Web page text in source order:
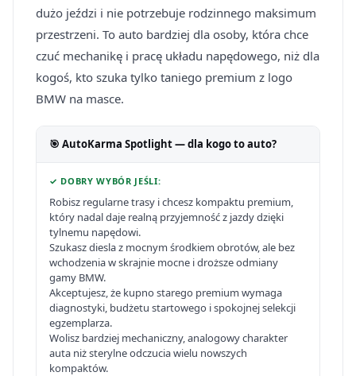
dużo jeździ i nie potrzebuje rodzinnego maksimum
przestrzeni. To auto bardziej dla osoby, która chce
czuć mechanikę i pracę układu napędowego, niż dla
kogoś, kto szuka tylko taniego premium z logo
BMW na masce.
🎯 AutoKarma Spotlight — dla kogo to auto?
✓ DOBRY WYBÓR JEŚLI:
Robisz regularne trasy i chcesz kompaktu premium,
który nadal daje realną przyjemność z jazdy dzięki
tylnemu napędowi.
Szukasz diesla z mocnym środkiem obrotów, ale bez
wchodzenia w skrajnie mocne i droższe odmiany
gamy BMW.
Akceptujesz, że kupno starego premium wymaga
diagnostyki, budżetu startowego i spokojnej selekcji
egzemplarza.
Wolisz bardziej mechaniczny, analogowy charakter
auta niż sterylne odczucia wielu nowszych
kompaktów.